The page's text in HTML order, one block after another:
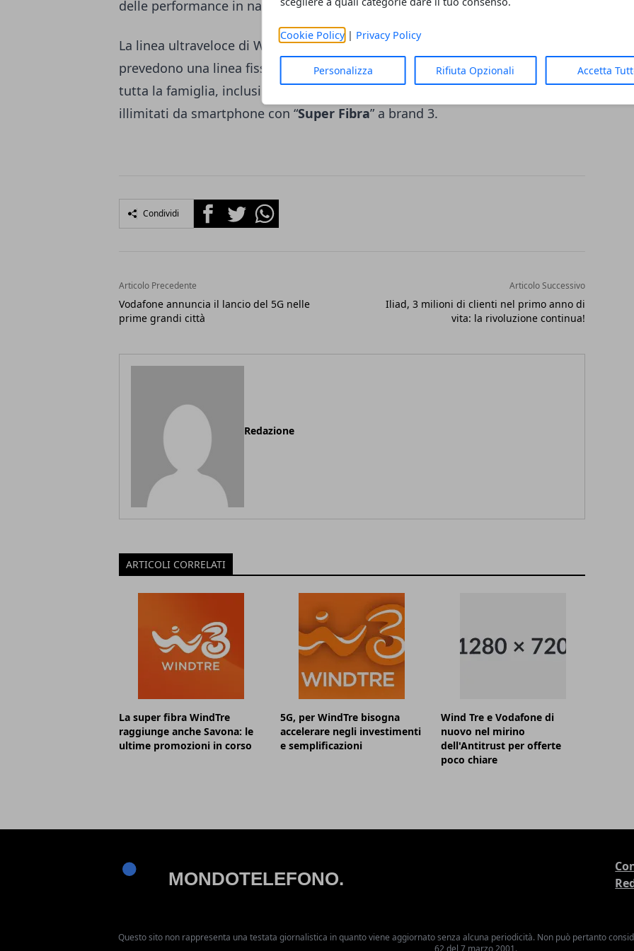
Cookie Policy| Privacy Policy
Personalizza Rifiuta Opzionali Accetta
delle performance in navigazione.
La linea ultraveloce di Wind Tre è attivabile con soluzioni convergenti che
prevedono una linea fissa in fibra FTTH e 100 Giga per gli smartphone di
tutta la famiglia, inclusi nell’offerta “
illimitati da smartphone con “Super Fibra” a brand 3.
Condividi FacebookTwitterWhatsapp
Articolo Precedente
Vodafone annuncia il lancio del 5G nelle
prime grandi città
Articolo Successivo
Iliad, 3 milioni di clienti nel primo anno di
vita: la rivoluzione continua!
Redazione
ARTICOLI CORRELATI
La super fibra WindTre
raggiunge anche Savona: le
ultime promozioni in corso
5G, per WindTre bisogna
accelerare negli investimenti
e semplificazioni
Wind Tre e Vodafone di
nuovo nel mirino
dell'Antitrust per offerte
poco chiare
Questo sito non rappresenta una testata giornalistica in quanto viene aggiornato senza alcuna periodicità. Non può pertanto